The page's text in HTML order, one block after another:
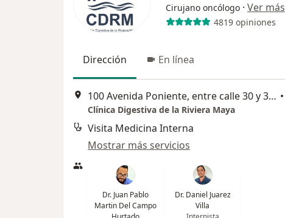
Cirujano oncólogo · Ver más
4819 opiniones
Dirección En línea
100 Avenida Poniente, entre calle 30 y 30 bis, Mz 14 Lt 2. Colonia Ejidal, Playa del Carmen •
Clínica Digestiva de la Riviera Maya
Visita Medicina Interna
Mostrar más servicios
Dr. Juan Pablo
Martin Del Campo
Dr. Daniel Juarez
Villa